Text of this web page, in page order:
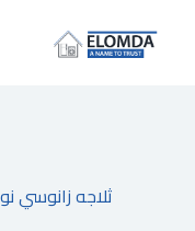
ثلاجه زانوسي نوفروست 370